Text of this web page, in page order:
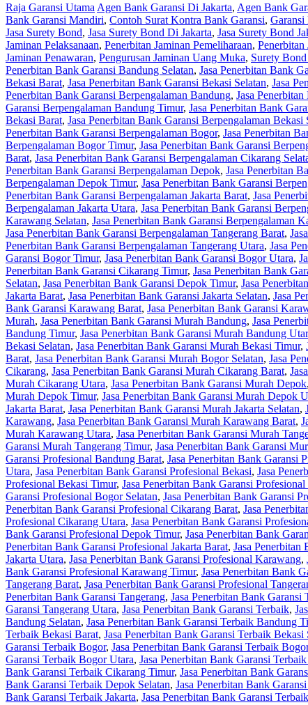
Raja Garansi Utama Agen Bank Garansi Di Jakarta, Agen Bank
Bank Garansi Mandiri, Contoh Surat Kontra Bank Garansi,
Jasa Surety Bond, Jasa Surety Bond Di Jakarta, Jasa Surety Bond
Jaminan Pelaksanaan, Penerbitan Jaminan Pemeliharaan, Penerbitan
Jaminan Penawaran, Pengurusan Jaminan Uang Muka, Surety Bond
Penerbitan Bank Garansi Bandung Selatan, Jasa Penerbitan Bank
Bekasi Barat, Jasa Penerbitan Bank Garansi Bekasi Selatan, Jasa
Penerbitan Bank Garansi Berpengalaman Bandung, Jasa
Garansi Berpengalaman Bandung Timur, Jasa Penerbitan Bank
Bekasi Barat, Jasa Penerbitan Bank Garansi Berpengalaman Bekasi
Penerbitan Bank Garansi Berpengalaman Bogor, Jasa Penerbitan
Berpengalaman Bogor Timur, Jasa Penerbitan Bank Garansi
Barat, Jasa Penerbitan Bank Garansi Berpengalaman Cikarang
Penerbitan Bank Garansi Berpengalaman Depok, Jasa Penerbitan
Berpengalaman Depok Timur, Jasa Penerbitan Bank Garansi
Penerbitan Bank Garansi Berpengalaman Jakarta Barat, Jasa
Berpengalaman Jakarta Utara, Jasa Penerbitan Bank Garansi
Karawang Selatan, Jasa Penerbitan Bank Garansi Berpengalaman
Jasa Penerbitan Bank Garansi Berpengalaman Tangerang Barat,
Penerbitan Bank Garansi Berpengalaman Tangerang Utara, Jasa
Garansi Bogor Timur, Jasa Penerbitan Bank Garansi Bogor Utara,
Penerbitan Bank Garansi Cikarang Timur, Jasa Penerbitan Bank
Selatan, Jasa Penerbitan Bank Garansi Depok Timur, Jasa
Jakarta Barat, Jasa Penerbitan Bank Garansi Jakarta Selatan, Jasa
Bank Garansi Karawang Barat, Jasa Penerbitan Bank Garansi
Murah, Jasa Penerbitan Bank Garansi Murah Bandung, Jasa
Bandung Timur, Jasa Penerbitan Bank Garansi Murah Bandung
Bekasi Selatan, Jasa Penerbitan Bank Garansi Murah Bekasi Timur,
Barat, Jasa Penerbitan Bank Garansi Murah Bogor Selatan, Jasa
Cikarang, Jasa Penerbitan Bank Garansi Murah Cikarang Barat,
Murah Cikarang Utara, Jasa Penerbitan Bank Garansi Murah Depok,
Murah Depok Timur, Jasa Penerbitan Bank Garansi Murah Depok
Jakarta Barat, Jasa Penerbitan Bank Garansi Murah Jakarta Selatan,
Karawang, Jasa Penerbitan Bank Garansi Murah Karawang Barat,
Murah Karawang Utara, Jasa Penerbitan Bank Garansi Murah
Garansi Murah Tangerang Timur, Jasa Penerbitan Bank Garansi
Garansi Profesional Bandung Barat, Jasa Penerbitan Bank Garansi
Utara, Jasa Penerbitan Bank Garansi Profesional Bekasi, Jasa
Profesional Bekasi Timur, Jasa Penerbitan Bank Garansi
Garansi Profesional Bogor Selatan, Jasa Penerbitan Bank Garansi
Penerbitan Bank Garansi Profesional Cikarang Barat, Jasa
Profesional Cikarang Utara, Jasa Penerbitan Bank Garansi
Bank Garansi Profesional Depok Timur, Jasa Penerbitan Bank
Penerbitan Bank Garansi Profesional Jakarta Barat, Jasa Penerbitan
Jakarta Utara, Jasa Penerbitan Bank Garansi Profesional Karawang,
Bank Garansi Profesional Karawang Timur, Jasa Penerbitan Bank
Tangerang Barat, Jasa Penerbitan Bank Garansi Profesional
Penerbitan Bank Garansi Tangerang, Jasa Penerbitan Bank Garansi
Garansi Tangerang Utara, Jasa Penerbitan Bank Garansi Terbaik,
Bandung Selatan, Jasa Penerbitan Bank Garansi Terbaik Bandung
Terbaik Bekasi Barat, Jasa Penerbitan Bank Garansi Terbaik Bekasi
Garansi Terbaik Bogor, Jasa Penerbitan Bank Garansi Terbaik
Garansi Terbaik Bogor Utara, Jasa Penerbitan Bank Garansi
Bank Garansi Terbaik Cikarang Timur, Jasa Penerbitan Bank
Bank Garansi Terbaik Depok Selatan, Jasa Penerbitan Bank
Bank Garansi Terbaik Jakarta, Jasa Penerbitan Bank Garansi